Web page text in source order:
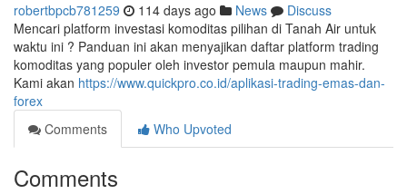
robertbpcb781259 114 days ago News
Discuss
Mencari platform investasi komoditas pilihan di Tanah Air untuk
waktu ini ? Panduan ini akan menyajikan daftar platform trading
komoditas yang populer oleh investor pemula maupun mahir.
Kami akan https://www.quickpro.co.id/aplikasi-trading-emas-dan-
forex
Comments
Who Upvoted
Comments